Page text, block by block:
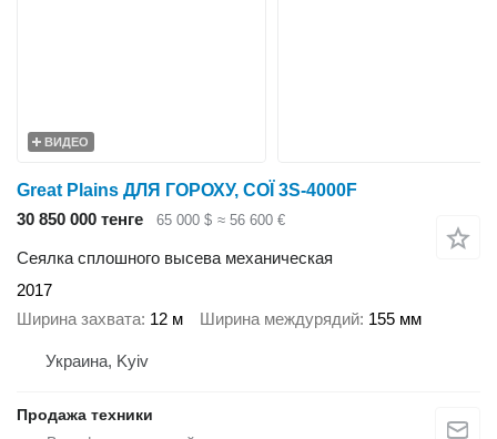
ВИДЕО
Great Plains ДЛЯ ГОРОХУ, СОЇ 3S-4000F
30 850 000 тенге
65 000 $ ≈ 56 600 €
Сеялка сплошного высева механическая
2017
Ширина захвата 12 м Ширина междурядий 155 мм
Украина, Kyiv
Продажа техники